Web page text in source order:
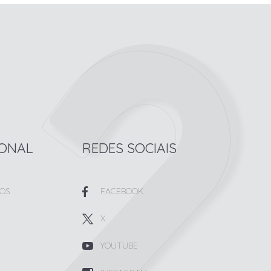
REDES SOCIAIS
FACEBOOK
X
YOUTUBE